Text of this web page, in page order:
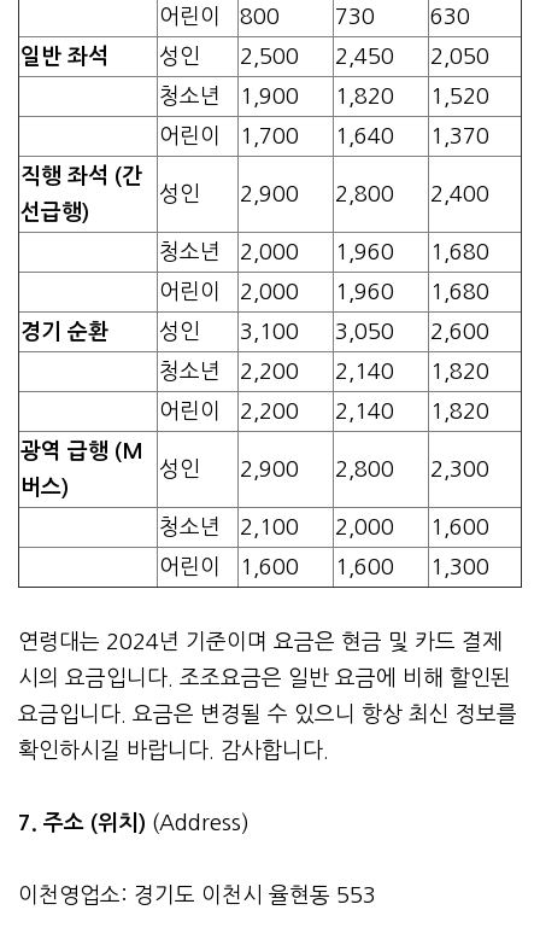
어린이 800 730
630
일반 좌석
성인 2,500 2,450
2,050
청소년
1,900 1,820
1,520
어린이
1,700 1,640
1,370
직행 좌석 (간
선급행)
성인 2,900 2,800 2,400
청소년 2,000 1,960
1,680
어린이
2,000 1,960
1,680
경기 순환
성인 3,100 3,050
2,600
청소년
2,200 2,140
1,820
어린이
2,200 2,140
1,820
광역 급행 (M
버스)
성인 2,900 2,800 2,300
청소년 2,100 2,000
1,600
어린이
1,600 1,600 1,300
연령대는 2024년 기준이며 요금은 현금 및 카드 결제
시의 요금입니다. 조조요금은 일반 요금에 비해 할인된
요금입니다. 요금은 변경될 수 있으니 항상 최신 정보를
확인하시길 바랍니다. 감사합니다.
7. 주소 (위치) (Address)
이천영업소: 경기도 이천시 율현동 553